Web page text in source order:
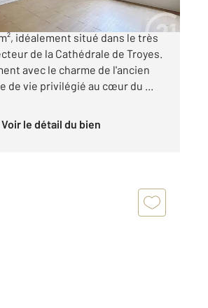
appartement T2 en duplex
idéalement situé dans le très
de la Cathédrale de Troyes.
avec le charme de l'ancien
de vie privilégié au cœur du ...
Voir le détail du bien